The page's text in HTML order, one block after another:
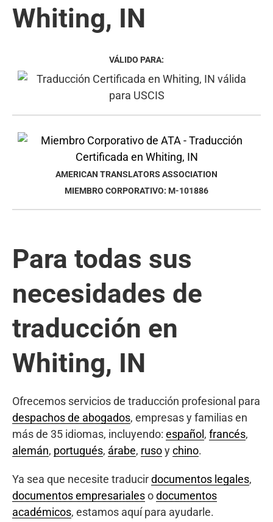
Whiting, IN
VÁLIDO PARA:
AMERICAN TRANSLATORS ASSOCIATION
MIEMBRO CORPORATIVO: M-101886
Para todas sus
necesidades de
traducción en
Whiting, IN
Ofrecemos servicios de traducción profesional para
despachos de abogados, empresas y familias en
más de 35 idiomas, incluyendo: español , francés,
alemán, portugués, árabe, rusoychino.
Ya sea que necesite traducirdocumentos legales,
documentos empresarialesodocumentos
académicos, estamos aquí para ayudarle.